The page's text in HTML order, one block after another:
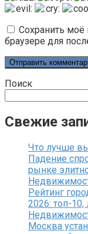
Сохранить моё
браузере для
Поиск
Свежие
Что лучше
Падение
рынке
Рейтинг
2026: топ-
Москва